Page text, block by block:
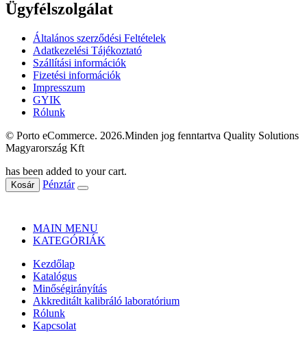
Ügyfélszolgálat
Általános szerződési Feltételek
Adatkezelési Tájékoztató
Szállítási információk
Fizetési információk
Impresszum
GYIK
Rólunk
© Porto eCommerce. 2026.Minden jog fenntartva Quality Solutions
Magyarország Kft
has been added to your cart.
Kosár Pénztár
MAIN MENU
KATEGÓRIÁK
Kezdőlap
Katalógus
Minőségirányítás
Akkreditált kalibráló laboratórium
Rólunk
Kapcsolat